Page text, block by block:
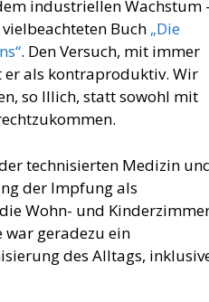
industriellen Wachstum
Buch „Die
. Den Versuch, mit immer
er als kontraproduktiv. Wir
so Illich, statt sowohl mit
technisierten Medizin
der Impfung als
Wohn- und
war geradezu ein
des Alltags,